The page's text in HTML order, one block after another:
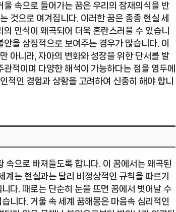
속으로 들어가는 꿈은 우리의 잠재의식을 반
것으로 여겨집니다. 이러한 꿈은 종종 현실 세
인식이 왜곡되어 더욱 혼란스러울 수 있습니
을 상징적으로 보여주는 경우가 많습니다. 이
아니라, 자아의 변화와 성장을 위한 단서를 발
적이며 다양한 해석이 가능하다는 점을 염두에
적인 경험과 상황을 고려하여 신중히 해야 합니
속으로 빠져들도록 합니다. 이 꿈에서는 왜곡된
는 현실과는 달리 비정상적인 규칙을 따르기
다. 때로는 단순히 눈을 뜨면 꿈에서 벗어날 수
니다. 거울 속 세계 꿈해몽은 마음속 심리적인